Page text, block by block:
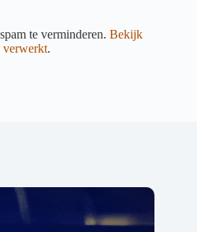
te verminderen. Bekijk
verwerkt.